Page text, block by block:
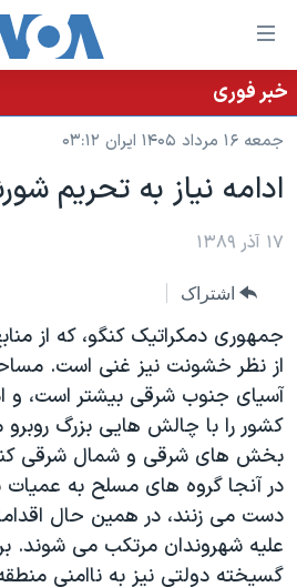
لینکهای
قابل
دسترسی
جهش
محتوای
جهش
اصلی
جهش
به
جستجو
خانه
نسخه سبک وب‌سایت
موضوع ها
ایران
ورزشی
گزیده‌ها
ویژه برنامه‌ها
ویدیوها
فرهنگ و زندگی
حقوق شهروندی
برنامه های تلویزیونی
جدول برنامه ها
جام جهانی ۲۰۲۶
عملیات خشم حماسی
۲۵۰سالگی آمریکا
بایگانی برنامه‌های تلویزیونی
مستندها
انتخابات ریاست جمهوری آمریکا ۲۰۲۴
فرکانس‌های صدای آمریکا
پخش رادیویی
یادگیری زبان انگلیسی
دنبال کنید
خبر فوری
جمعه ۱۶ مرداد ۱۴۰۵ ایران ۰۳:۱۲
ادامه نیاز به تحریم
۱۷ آذر ۱۳۸۹
اشتراک
جمهوری دمکراتیک کنگو، که از
از نظر خشونت نیز غنی است.
آسیای جنوب شرقی بیشتر است، و
کشور را با چالش هایی بزرگ
بخش های شرقی و شمال شرقی
در آنجا گروه های مسلح به عمیات
دست می زنند، در همین حال
علیه شهروندان مرتکب می شوند.
گسیخته دولتی نیز به ناامنی